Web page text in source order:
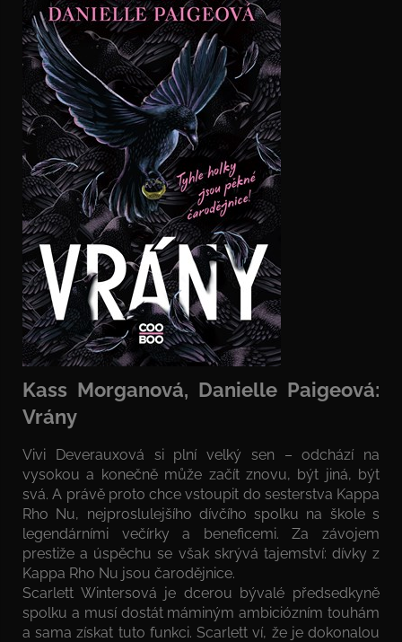
Kass Morganová, Danielle Paigeová:
Vrány
Vivi Deverauxová si plní velký sen – odchází na
vysokou a konečně může začít znovu, být jiná, být
svá. A právě proto chce vstoupit do sesterstva Kappa
Rho Nu, nejproslulejšího dívčího spolku na škole s
legendárními večírky a beneficemi. Za závojem
prestiže a úspěchu se však skrývá tajemství: dívky z
Kappa Rho Nu jsou čarodějnice.
Scarlett Wintersová je dcerou bývalé předsedkyně
spolku a musí dostát máminým ambiciózním touhám
a sama získat tuto funkci. Scarlett ví, že je dokonalou